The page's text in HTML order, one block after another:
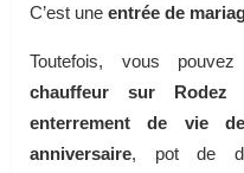
C’est une entrée de
Toutefois, vous pouvez
chauffeur sur Rodez
enterrement de vie
anniversaire, pot de